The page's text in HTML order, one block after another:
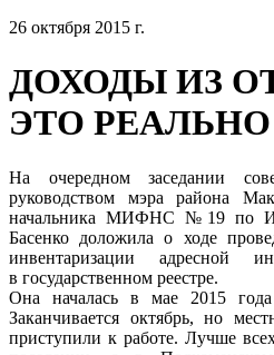
26 октября 2015 г.
ДОХОДЫ ИЗ
ЭТО РЕАЛЬНО
На очередном заседании
руководством мэра района
начальника МИФНС №19 по
Басенко доложила о ходе
инвентаризации адресной
в государственном реестре.
Она началась в мае 2015
Заканчивается октябрь, но
приступили к работе. Лучше